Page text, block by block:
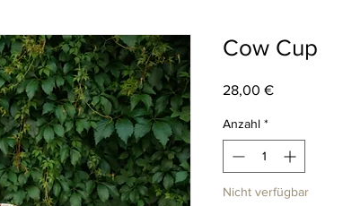
Cow Cup
28,00 €Preis
Anzahl *
Nicht verfügbar